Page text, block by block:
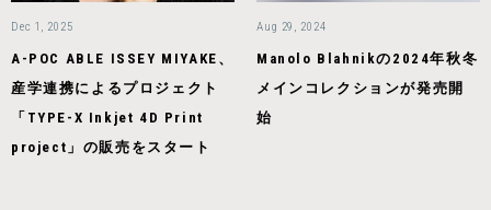
Dec 1, 2025
A-POC ABLE ISSEY MIYAKE、
産学連携によるプロジェクト
「TYPE-X Inkjet 4D Print
project」の販売をスタート
Aug 29, 2024
Manolo Blahnikの2024年秋冬
メインコレクションが発売開
始